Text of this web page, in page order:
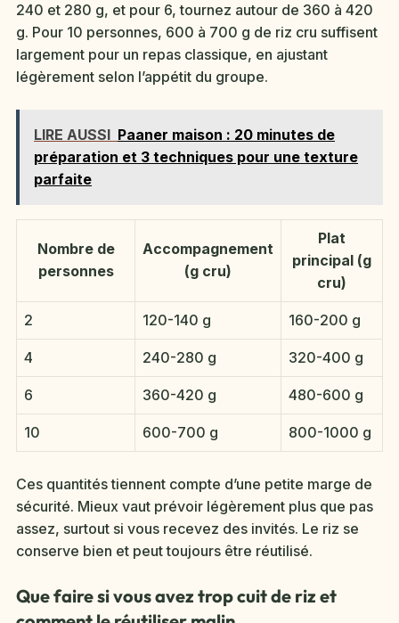
240 et 280 g, et pour 6, tournez autour de 360 à 420
g. Pour 10 personnes, 600 à 700 g de riz cru suffisent
largement pour un repas classique, en ajustant
légèrement selon l’appétit du groupe.
LIRE AUSSI Paaner maison : 20 minutes de
préparation et 3 techniques pour une texture
parfaite
Nombre de
personnes
Accompagnement
(g cru)
Plat
principal (g
cru)
2 120-140 g 160-200 g
4 240-280 g 320-400 g
6 360-420 g 480-600 g
10 600-700 g 800-1000 g
Ces quantités tiennent compte d’une petite marge de
sécurité. Mieux vaut prévoir légèrement plus que pas
assez, surtout si vous recevez des invités. Le riz se
conserve bien et peut toujours être réutilisé.
Que faire si vous avez trop cuit de riz et